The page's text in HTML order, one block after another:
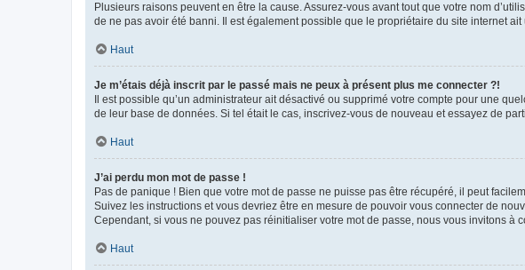
Plusieurs raisons peuvent en être la cause. Assurez-vous avant tout que votre nom
de ne pas avoir été banni. Il est également possible que le propriétaire du site internet
Haut
Je m’étais déjà inscrit par le passé mais ne peux à présent plus me connecter ?!
Il est possible qu’un administrateur ait désactivé ou supprimé votre compte pour une
de leur base de données. Si tel était le cas, inscrivez-vous de nouveau et essayez de
Haut
J’ai perdu mon mot de passe !
Pas de panique ! Bien que votre mot de passe ne puisse pas être récupéré, il peut
Suivez les instructions et vous devriez être en mesure de pouvoir vous connecter de
Cependant, si vous ne pouvez pas réinitialiser votre mot de passe, nous vous invitons à
Haut